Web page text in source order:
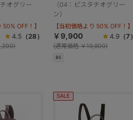
オグリー
50% OFF！】
4.5 （28）
（04：ピスタチオグリー
ン）
B5
【当初価格より 50% OFF！】
￥9,900
(通常価格￥19,800)
4.9 （7）
SALE